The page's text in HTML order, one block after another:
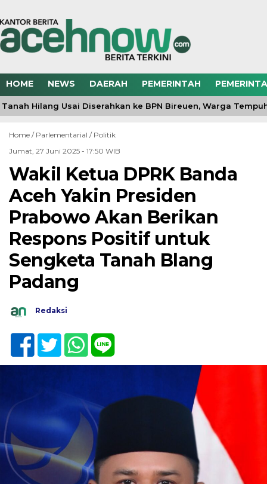
HOME NEWS DAERAH PEMERINTAH
Hilang Usai Diserahkan ke BPN Bireuen, Warga Tempuh
Home / Parlementarial / Politik
Jumat, 27 Juni 2025 - 17:50 WIB
Wakil Ketua DPRK Banda
Aceh Yakin Presiden
Prabowo Akan Berikan
Respons Positif untuk
Sengketa Tanah Blang
Padang
Redaksi